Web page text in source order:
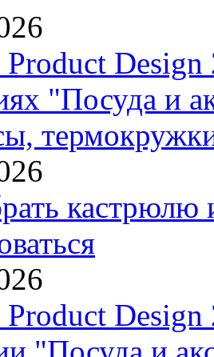
Design
"Посуда и
кастрюлю
Design